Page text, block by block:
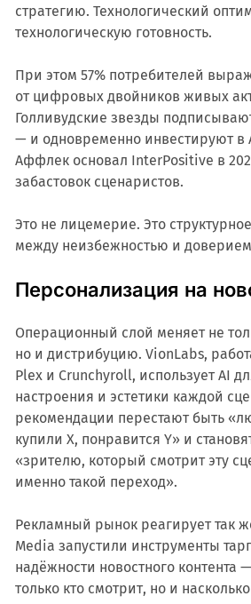
стратегию. Технологический
технологическую готовность.
При этом 57% потребителей
от цифровых двойников живых
Голливудские звезды
— и одновременно инвестируют в
Аффлек основал InterPositive в
забастовок сценаристов.
Это не лицемерие. Это
между неизбежностью и
Персонализация на
Операционный слой меняет не
но и дистрибуцию. VionLabs,
Plex и Crunchyroll, использует AI
настроения и эстетики каждой
рекомендации перестают быть
купили X, понравится Y» и
«зрителю, который смотрит эту
именно такой переход».
Рекламный рынок реагирует так
Media запустили инструменты
надёжности новостного контента
только кто смотрит, но и